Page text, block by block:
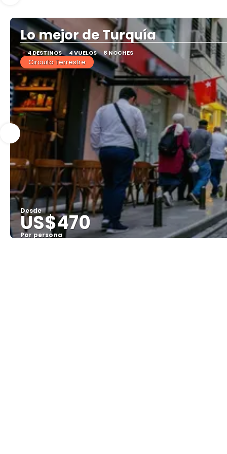
Lo mejor de Turquía
4 DESTINOS 4 VUELOS 8 NOCHES
Circuito Terrestre
Desde
US$470
Por persona